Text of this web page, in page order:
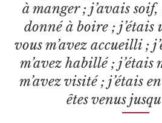
à manger ; j’avais soif,
donné à boire ; j’étais
vous m’avez accueilli ;
m’avez habillé ; j’étais
m’avez visité ; j’étais
êtes venus